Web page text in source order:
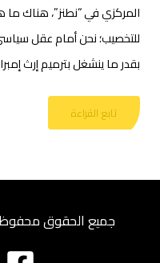
المركزي في “نطنز”، هناك
للتخصيب؛ نحن أمام عقل سياسي
بقدر ما ينشغل بترميم إرث
تابع القراءة
جميع الحقوق محفوظة © 2025 محمد